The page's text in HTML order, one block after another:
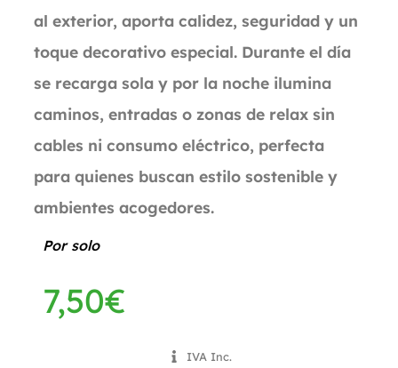
al exterior, aporta calidez, seguridad y un
toque decorativo especial. Durante el día
se recarga sola y por la noche ilumina
caminos, entradas o zonas de relax sin
cables ni consumo eléctrico, perfecta
para quienes buscan estilo sostenible y
ambientes acogedores.
Por solo
7,50€
IVA Inc.